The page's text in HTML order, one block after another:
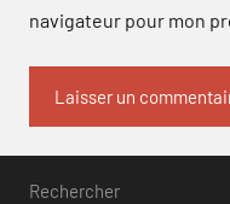
navigateur pour mon
Rechercher